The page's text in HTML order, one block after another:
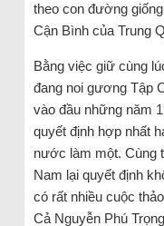
theo con đường
Cận Bình của Trung
Bằng việc giữ cùng
đang noi gương Tập
vào đầu những năm
quyết định hợp nhất
nước làm một. Cùng
Nam lại quyết định
có rất nhiều cuộc
Cả Nguyễn Phú